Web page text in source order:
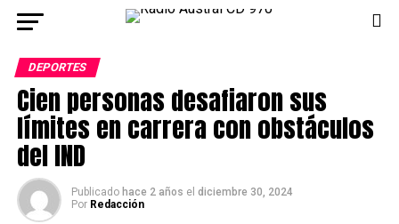
DEPORTES
Cien personas desafiaron sus
límites en carrera con obstáculos
del IND
Publicado hace 2 años el diciembre 30, 2024
Por Redacción